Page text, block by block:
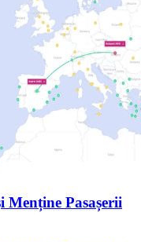
Menține Pasașerii